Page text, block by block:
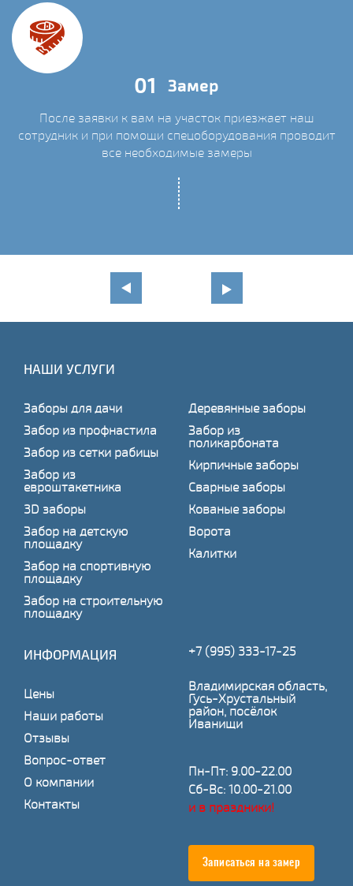
01 Замер
После заявки к вам на участок приезжает наш
сотрудник и при помощи спецоборудования проводит
все необходимые замеры
НАШИ УСЛУГИ
Заборы для дачи
Забор из профнастила
Забор из сетки рабицы
Забор из
евроштакетника
3D заборы
Забор на детскую
площадку
Забор на спортивную
площадку
Забор на строительную
площадку
Деревянные заборы
Забор из
поликарбоната
Кирпичные заборы
Сварные заборы
Кованые заборы
Ворота
Калитки
ИНФОРМАЦИЯ
Цены
Наши работы
Отзывы
Вопрос-ответ
О компании
Контакты
+7 (995) 333-17-25
Владимирская область,
Гусь-Хрустальный
район, посёлок
Иванищи
Пн-Пт: 9.00-22.00
Сб-Вс: 10.00-21.00
и в праздники!
Записаться на замер